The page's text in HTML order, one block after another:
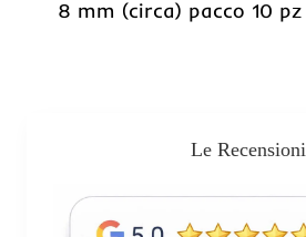
8 mm (circa) pacco 10 pz
Le Recensioni